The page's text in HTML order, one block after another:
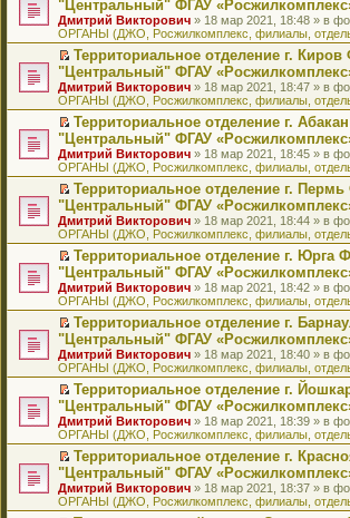
и
ю
щ
е
н
и
ю
у
с
о
о
б
щ
е
н
и
ю
н
н
о
м
с
о
о
б
щ
е
н
и
ю
и
т
а
н
н
о
м
у
с
о
о
б
щ
е
н
и
ю
е
п
р
о
ч
и
т
а
н
н
о
м
у
с
о
о
б
щ
е
н
и
ю
в
о
м
у
н
е
п
р
о
ч
и
т
а
н
н
о
м
у
с
о
о
б
щ
е
н
и
ю
и
к
п
е
р
в
о
м
у
н
е
п
р
о
ч
и
т
а
н
н
о
м
у
с
о
о
б
щ
е
н
и
ю
е
р
е
й
т
и
к
п
е
р
в
о
м
у
н
е
п
р
о
ч
и
т
а
н
н
о
м
у
с
о
о
б
щ
е
н
и
ю
"Центральный" ФГАУ
Дмитрий Викторович » 18 мар 2021, 18:48 » в
ОРГАНЫ (ДЖО, Росжилкомплекс, филиалы,
П
е
р
е
й
т
и
к
п
е
р
в
о
м
у
н
е
п
р
о
ч
и
т
а
н
н
о
м
у
с
о
о
б
щ
Территориальное отделение г.
"Центральный" ФГАУ
Дмитрий Викторович » 18 мар 2021, 18:47 » в
ОРГАНЫ (ДЖО, Росжилкомплекс, филиалы,
П
е
р
е
й
т
и
к
п
е
р
в
о
м
у
н
е
п
р
о
ч
и
т
а
н
н
о
м
у
Территориальное отделение г.
"Центральный" ФГАУ
Дмитрий Викторович » 18 мар 2021, 18:45 » в
ОРГАНЫ (ДЖО, Росжилкомплекс, филиалы,
П
е
р
е
й
т
и
к
п
е
р
в
о
м
у
н
е
п
р
о
ч
и
т
а
Территориальное отделение г.
"Центральный" ФГАУ
Дмитрий Викторович » 18 мар 2021, 18:44 » в
ОРГАНЫ (ДЖО, Росжилкомплекс, филиалы,
П
е
р
е
й
т
и
к
п
е
р
в
о
м
у
н
е
п
р
Территориальное отделение г. Юрга
"Центральный" ФГАУ
Дмитрий Викторович » 18 мар 2021, 18:42 » в
ОРГАНЫ (ДЖО, Росжилкомплекс, филиалы,
П
е
р
е
й
т
и
к
п
е
р
в
о
м
Территориальное отделение г.
"Центральный" ФГАУ
Дмитрий Викторович » 18 мар 2021, 18:40 » в
ОРГАНЫ (ДЖО, Росжилкомплекс, филиалы,
П
е
р
е
й
т
и
к
п
Территориальное отделение г.
"Центральный" ФГАУ
Дмитрий Викторович » 18 мар 2021, 18:39 » в
ОРГАНЫ (ДЖО, Росжилкомплекс, филиалы,
П
е
р
е
Территориальное отделение г.
"Центральный" ФГАУ
Дмитрий Викторович » 18 мар 2021, 18:37 » в
ОРГАНЫ (ДЖО, Росжилкомплекс, филиалы,